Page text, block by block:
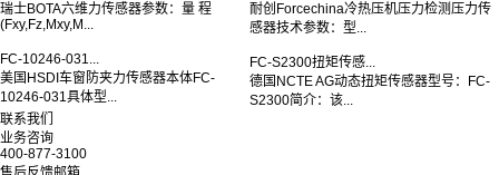
瑞士BOTA六维力传感器参数：量 程
(Fxy,Fz,Mxy,M...
耐创Forcechina冷热压机压力检测压力传
感器技术参数：型...
FC-10246-031...
美国HSDI车窗防夹力传感器本体FC-
10246-031具体型...
FC-S2300扭矩传感...
德国NCTE AG动态扭矩传感器型号：FC-
S2300简介：该...
联系我们
业务咨询
400-877-3100